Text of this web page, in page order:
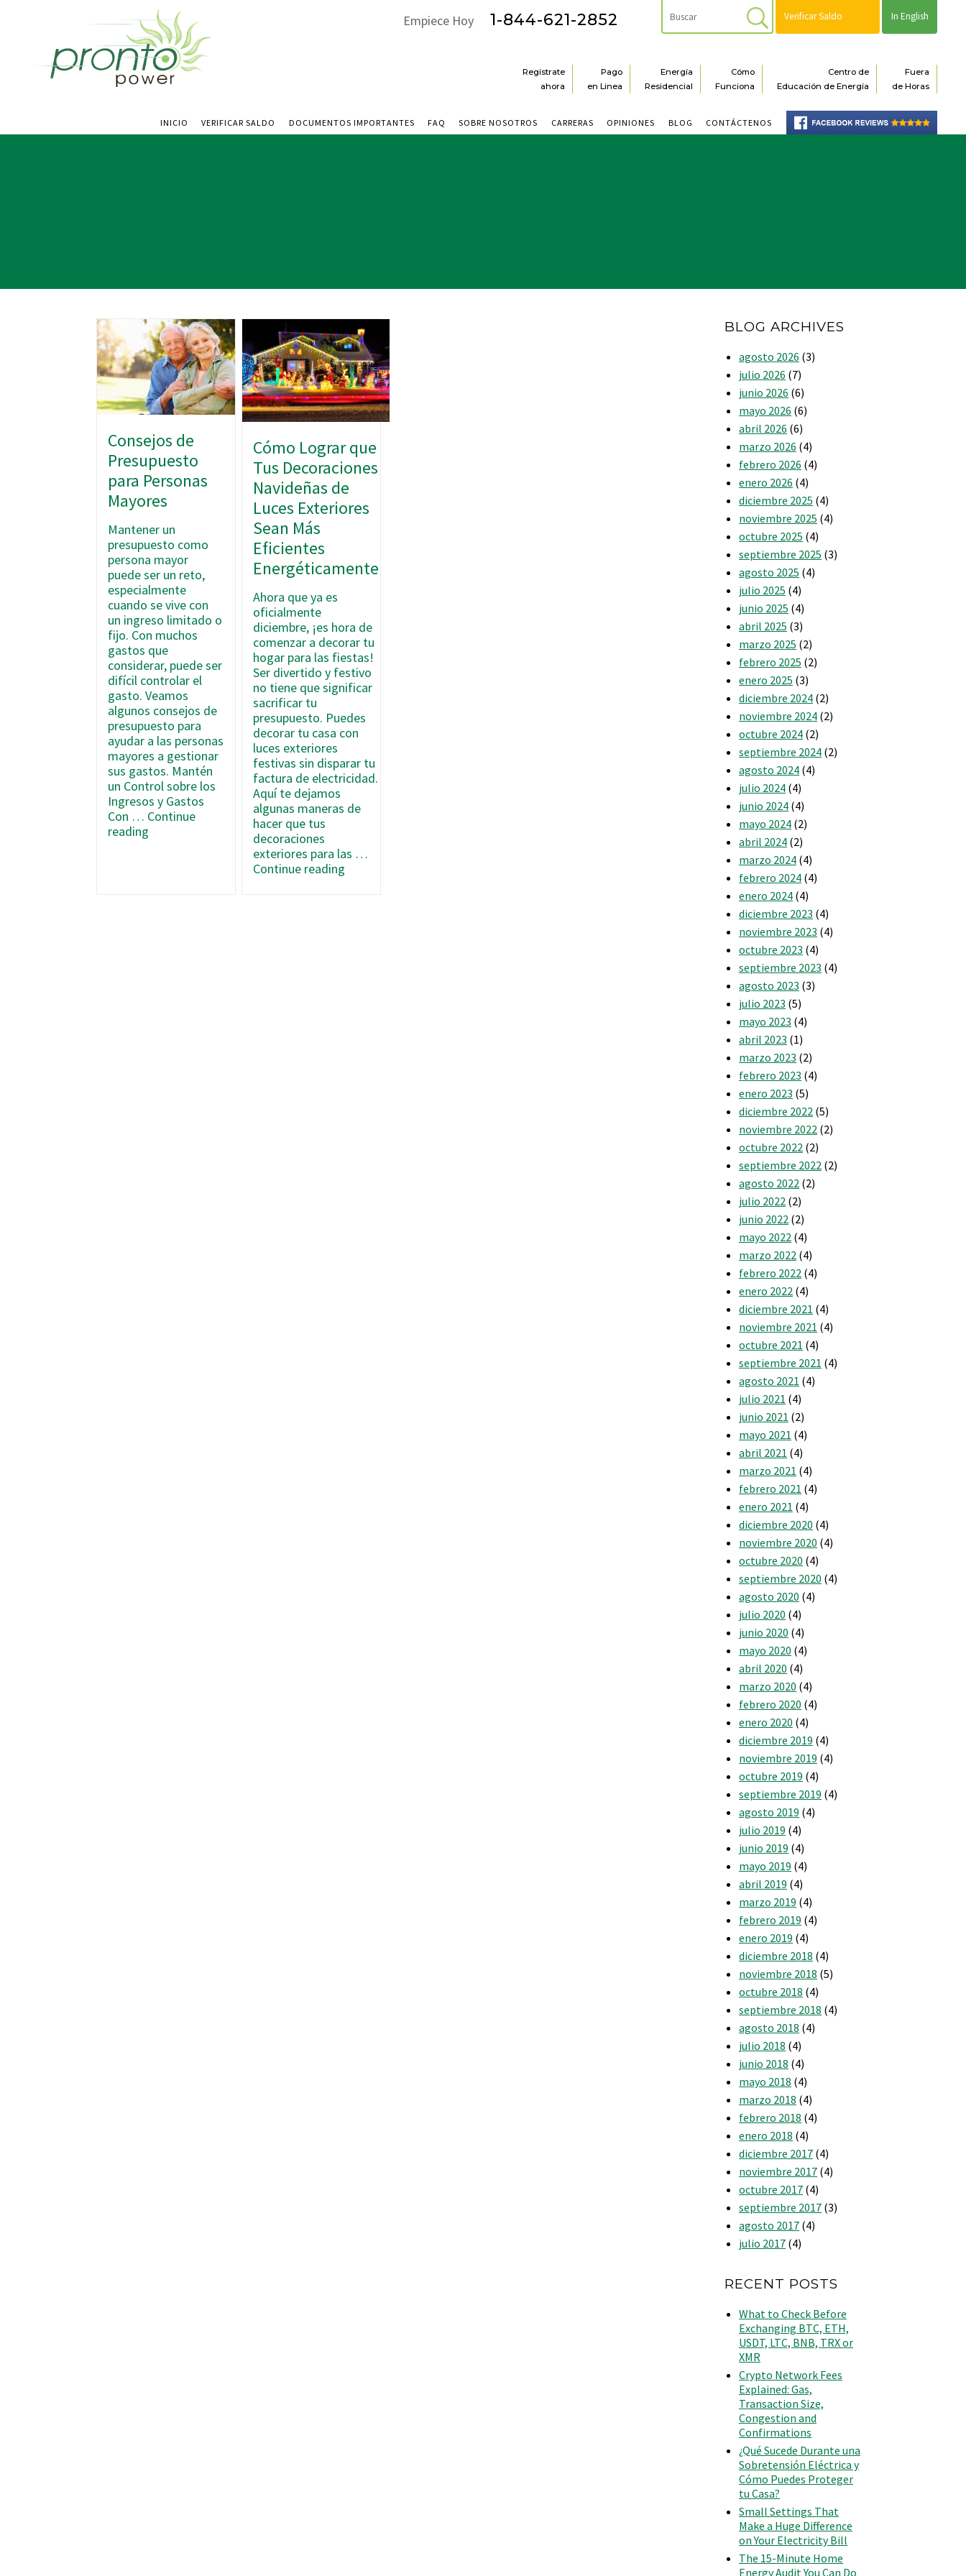
In English
Verificar Saldo
Empiece Hoy 1-844-621-2852
Fuera
de Horas
Centro de
Educación de Energía
Cómo
Funciona
Energía
Residencial
Pago
en Linea
Regístrate
ahora
CONTÁCTENOS
BLOG
OPINIONES
CARRERAS
SOBRE NOSOTROS
FAQ
DOCUMENTOS IMPORTANTES
VERIFICAR SALDO
INICIO
Consejos de
Presupuesto
para Personas
Mayores
Mantener un
presupuesto como
persona mayor
puede ser un reto,
especialmente
cuando se vive con
un ingreso limitado o
fijo. Con muchos
gastos que
considerar, puede ser
difícil controlar el
gasto. Veamos
algunos consejos de
presupuesto para
ayudar a las personas
mayores a gestionar
sus gastos. Mantén
un Control sobre los
Ingresos y Gastos
Con … Continue
reading
Cómo Lograr que
Tus Decoraciones
Navideñas de
Luces Exteriores
Sean Más
Eficientes
Energéticamente
Ahora que ya es
oficialmente
diciembre, ¡es hora de
comenzar a decorar tu
hogar para las fiestas!
Ser divertido y festivo
no tiene que significar
sacrificar tu
presupuesto. Puedes
decorar tu casa con
luces exteriores
festivas sin disparar tu
factura de electricidad.
Aquí te dejamos
algunas maneras de
hacer que tus
decoraciones
exteriores para las …
Continue readingCómo
BLOG ARCHIVES
agosto 2026 (3)
julio 2026 (7)
junio 2026 (6)
mayo 2026 (6)
abril 2026 (6)
marzo 2026 (4)
febrero 2026 (4)
enero 2026 (4)
diciembre 2025 (4)
noviembre 2025 (4)
octubre 2025 (4)
septiembre 2025 (3)
agosto 2025 (4)
julio 2025 (4)
junio 2025 (4)
abril 2025 (3)
marzo 2025 (2)
febrero 2025 (2)
enero 2025 (3)
diciembre 2024 (2)
noviembre 2024 (2)
octubre 2024 (2)
septiembre 2024 (2)
agosto 2024 (4)
julio 2024 (4)
junio 2024 (4)
mayo 2024 (2)
abril 2024 (2)
marzo 2024 (4)
febrero 2024 (4)
enero 2024 (4)
diciembre 2023 (4)
noviembre 2023 (4)
octubre 2023 (4)
septiembre 2023 (4)
agosto 2023 (3)
julio 2023 (5)
mayo 2023 (4)
abril 2023 (1)
marzo 2023 (2)
febrero 2023 (4)
enero 2023 (5)
diciembre 2022 (5)
noviembre 2022 (2)
octubre 2022 (2)
septiembre 2022 (2)
agosto 2022 (2)
julio 2022 (2)
junio 2022 (2)
mayo 2022 (4)
marzo 2022 (4)
febrero 2022 (4)
enero 2022 (4)
diciembre 2021 (4)
noviembre 2021 (4)
octubre 2021 (4)
septiembre 2021 (4)
agosto 2021 (4)
julio 2021 (4)
junio 2021 (2)
mayo 2021 (4)
abril 2021 (4)
marzo 2021 (4)
febrero 2021 (4)
enero 2021 (4)
diciembre 2020 (4)
noviembre 2020 (4)
octubre 2020 (4)
septiembre 2020 (4)
agosto 2020 (4)
julio 2020 (4)
junio 2020 (4)
mayo 2020 (4)
abril 2020 (4)
marzo 2020 (4)
febrero 2020 (4)
enero 2020 (4)
diciembre 2019 (4)
noviembre 2019 (4)
octubre 2019 (4)
septiembre 2019 (4)
agosto 2019 (4)
julio 2019 (4)
junio 2019 (4)
mayo 2019 (4)
abril 2019 (4)
marzo 2019 (4)
febrero 2019 (4)
enero 2019 (4)
diciembre 2018 (4)
noviembre 2018 (5)
octubre 2018 (4)
septiembre 2018 (4)
agosto 2018 (4)
julio 2018 (4)
junio 2018 (4)
mayo 2018 (4)
marzo 2018 (4)
febrero 2018 (4)
enero 2018 (4)
diciembre 2017 (4)
noviembre 2017 (4)
octubre 2017 (4)
septiembre 2017 (3)
agosto 2017 (4)
julio 2017 (4)
RECENT POSTS
What to Check Before
Exchanging BTC, ETH,
USDT, LTC, BNB, TRX or
XMR
Crypto Network Fees
Explained: Gas,
Transaction Size,
Congestion and
Confirmations
¿Qué Sucede Durante una
Sobretensión Eléctrica y
Cómo Puedes Proteger
tu Casa?
Small Settings That
Make a Huge Difference
on Your Electricity Bill
The 15-Minute Home
Energy Audit You Can Do